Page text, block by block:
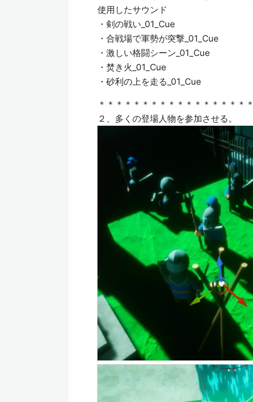
使用したサウンド
・剣の戦い_01_Cue
・合戦場で軍勢が突撃_01_Cue
・激しい格闘シーン_01_Cue
・焚き火_01_Cue
・砂利の上を走る_01_Cue
＊＊＊＊＊＊＊＊＊＊＊＊＊＊＊＊＊
２、多くの登場人物を参加させる。